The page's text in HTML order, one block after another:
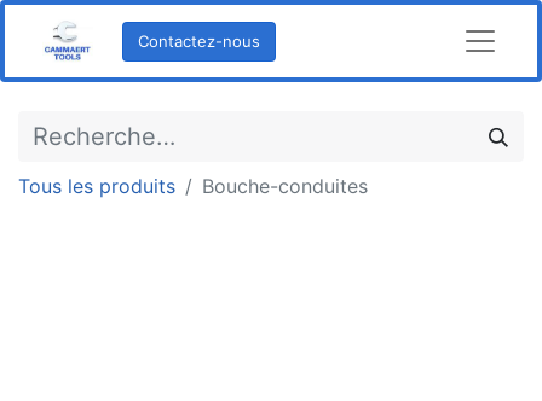
Contactez-nous
Tous les produits Bouche-conduites